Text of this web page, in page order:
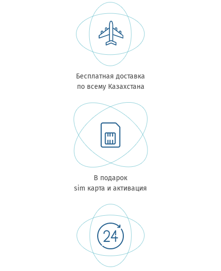
Бесплатная доставка
по всему Казахстана
В подарок
sim карта и активация